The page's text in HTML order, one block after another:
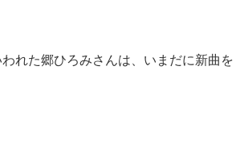
れた郷ひろみさんは、いまだに新曲